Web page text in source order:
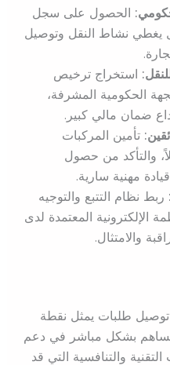
الحصول على سجل
يغطي نشاط النقل وتوصيل
استخراج ترخيص
الحكومية المشرفة،
ضمان مالي كبير.
تأمين المركبات
والتأكد من حصول
مهنية سارية.
ربط نظام التتبع والتوجيه
الإلكترونية المعتمدة لدى
والامتثال.
طلبات يمثل نقطة
يساهم بشكل مباشر في دعم
والتنافسية التي قد